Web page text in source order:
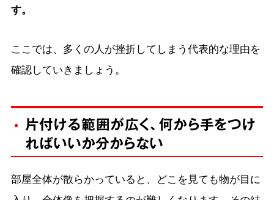
す。
ここでは、多くの人が挫折してしまう代表的な理由を
確認していきましょう。
片付ける範囲が広く、何から手をつけ
ればいいか分からない
部屋全体が散らかっていると、どこを見ても物が目に